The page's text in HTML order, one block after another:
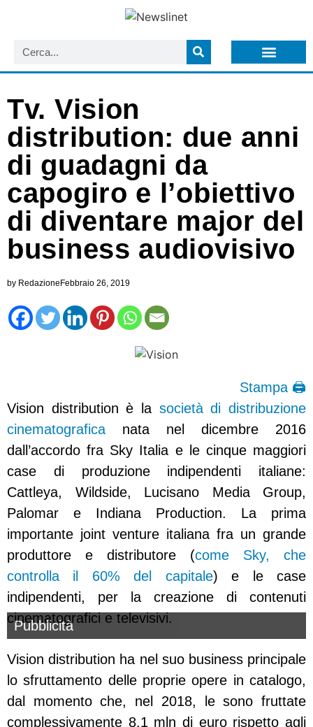
Tv. Vision
distribution: due anni
di guadagni da
capogiro e l’obiettivo
di diventare major del
business audiovisivo
by RedazioneFebbraio 26, 2019
Stampa 🖨
Vision distribution è la società di distribuzione
cinematografica nata nel dicembre 2016
dall’accordo fra Sky Italia e le cinque maggiori
case di produzione indipendenti italiane:
Cattleya, Wildside, Lucisano Media Group,
Palomar e Indiana Production. La prima
importante joint venture italiana fra un grande
produttore e distributore (come Sky, che
controlla il 60% del capitale) e le case
indipendenti, per la creazione di contenuti
cinematografici e televisivi.
Pubblicità
Vision distribution ha nel suo business principale
lo sfruttamento delle proprie opere in catalogo,
dal momento che, nel 2018, le sono fruttate
complessivamente 8,1 mln di euro rispetto agli